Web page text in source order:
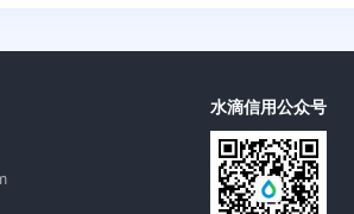
水滴信用公众号